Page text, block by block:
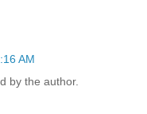
AM
by the author.